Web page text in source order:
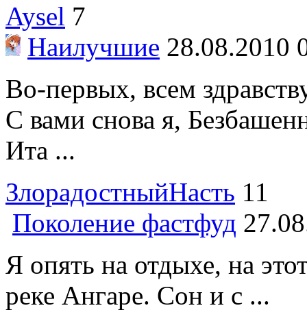
Aysel 7
Наилучшие 28.08.2010
Во-первых, всем
С вами снова я,
Ита ...
ЗлорадостныйНасть 11
Поколение фастфуд
Я опять на отдыхе, на
реке Ангаре. Сон и с ...